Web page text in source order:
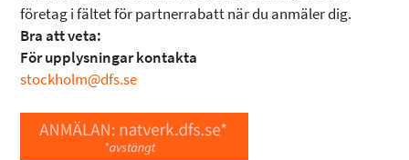
företag i fältet för partnerrabatt när du anmäler dig.
Bra att veta:
För upplysningar kontakta
stockholm@dfs.se